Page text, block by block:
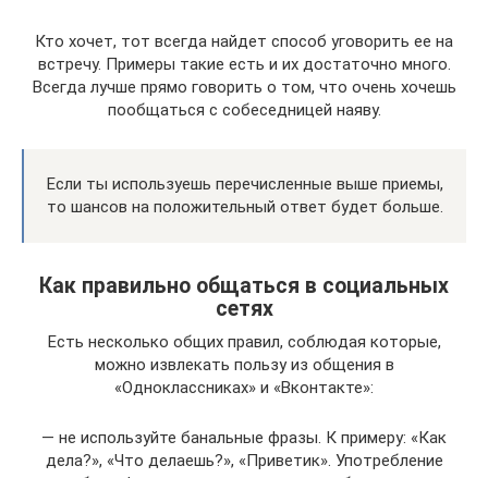
Кто хочет, тот всегда найдет способ уговорить ее на
встречу. Примеры такие есть и их достаточно много.
Всегда лучше прямо говорить о том, что очень хочешь
пообщаться с собеседницей наяву.
Если ты используешь перечисленные выше приемы,
то шансов на положительный ответ будет больше.
Как правильно общаться в социальных
сетях
Есть несколько общих правил, соблюдая которые,
можно извлекать пользу из общения в
«Одноклассниках» и «Вконтакте»:
— не используйте банальные фразы. К примеру: «Как
дела?», «Что делаешь?», «Приветик». Употребление